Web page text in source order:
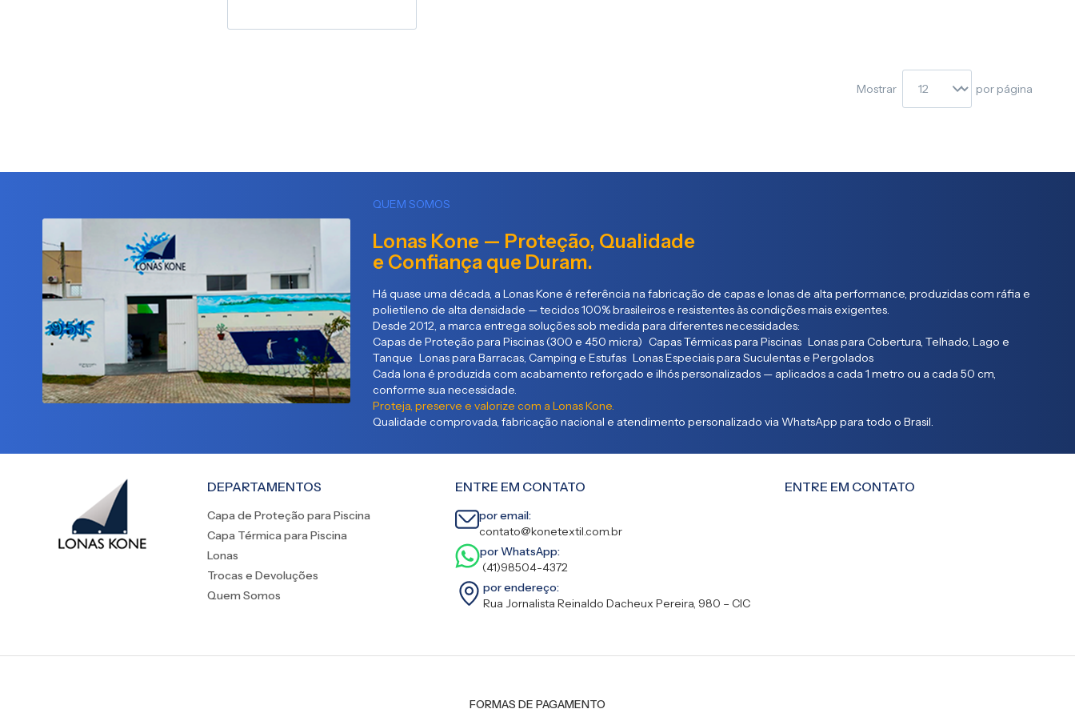
Comprar
Mostrar por página
QUEM SOMOS
Lonas Kone — Proteção, Qualidade
e Confiança que Duram.
Há quase uma década, a Lonas Kone é referência na fabricação de capas e lonas de alta performance, produzidas com ráfia e
polietileno de alta densidade — tecidos 100% brasileiros e resistentes às condições mais exigentes.
Desde 2012, a marca entrega soluções sob medida para diferentes necessidades:
Capas de Proteção para Piscinas (300 e 450 micra) Capas Térmicas para Piscinas Lonas para Cobertura, Telhado, Lago e
Tanque Lonas para Barracas, Camping e Estufas Lonas Especiais para Suculentas e Pergolados
Cada lona é produzida com acabamento reforçado e ilhós personalizados — aplicados a cada 1 metro ou a cada 50 cm,
conforme sua necessidade.
Proteja, preserve e valorize com a Lonas Kone.
Qualidade comprovada, fabricação nacional e atendimento personalizado via WhatsApp para todo o Brasil.
DEPARTAMENTOS
Capa de Proteção para Piscina
Capa Térmica para Piscina
Lonas
Trocas e Devoluções
Quem Somos
ENTRE EM CONTATO
por email:
contato@konetextil.com.br
por WhatsApp:
(41)98504-4372
por endereço:
Rua Jornalista Reinaldo Dacheux Pereira, 980 – CIC
ENTRE EM CONTATO
FORMAS DE PAGAMENTO